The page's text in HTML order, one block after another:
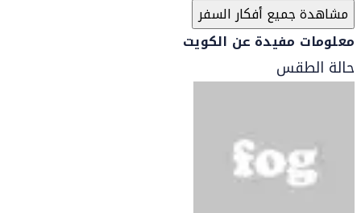
مشاهدة جميع أفكار السفر
معلومات مفيدة عن الكويت
حالة الطقس